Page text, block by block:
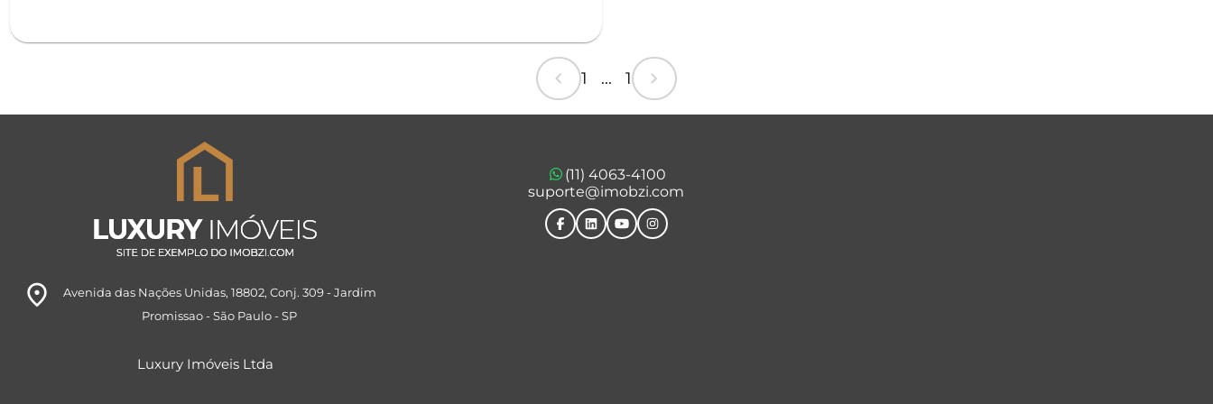
chevron_left 1 ... 1 chevron_right
room Avenida das Nações Unidas, 18802, Conj. 309- Jardim
Promissao- São Paulo- SP
Luxury Imóveis Ltda
(11) 4063-4100
suporte@imobzi.com